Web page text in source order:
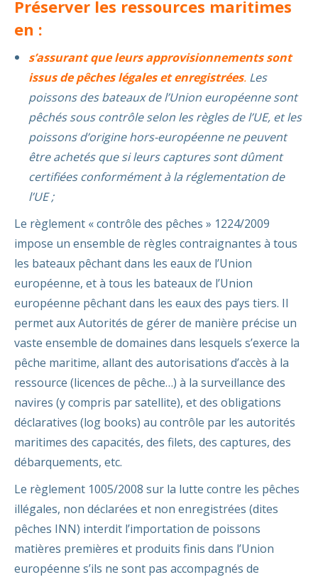
Préserver les ressources maritimes
en :
s’assurant que leurs approvisionnements sont
issus de pêches légales et enregistrées. Les
poissons des bateaux de l’Union européenne sont
pêchés sous contrôle selon les règles de l’UE, et les
poissons d’origine hors-européenne ne peuvent
être achetés que si leurs captures sont dûment
certifiées conformément à la réglementation de
l’UE ;
Le règlement « contrôle des pêches » 1224/2009
impose un ensemble de règles contraignantes à tous
les bateaux pêchant dans les eaux de l’Union
européenne, et à tous les bateaux de l’Union
européenne pêchant dans les eaux des pays tiers. Il
permet aux Autorités de gérer de manière précise un
vaste ensemble de domaines dans lesquels s’exerce la
pêche maritime, allant des autorisations d’accès à la
ressource (licences de pêche…) à la surveillance des
navires (y compris par satellite), et des obligations
déclaratives (log books) au contrôle par les autorités
maritimes des capacités, des filets, des captures, des
débarquements, etc.
Le règlement 1005/2008 sur la lutte contre les pêches
illégales, non déclarées et non enregistrées (dites
pêches INN) interdit l’importation de poissons
matières premières et produits finis dans l’Union
européenne s’ils ne sont pas accompagnés de